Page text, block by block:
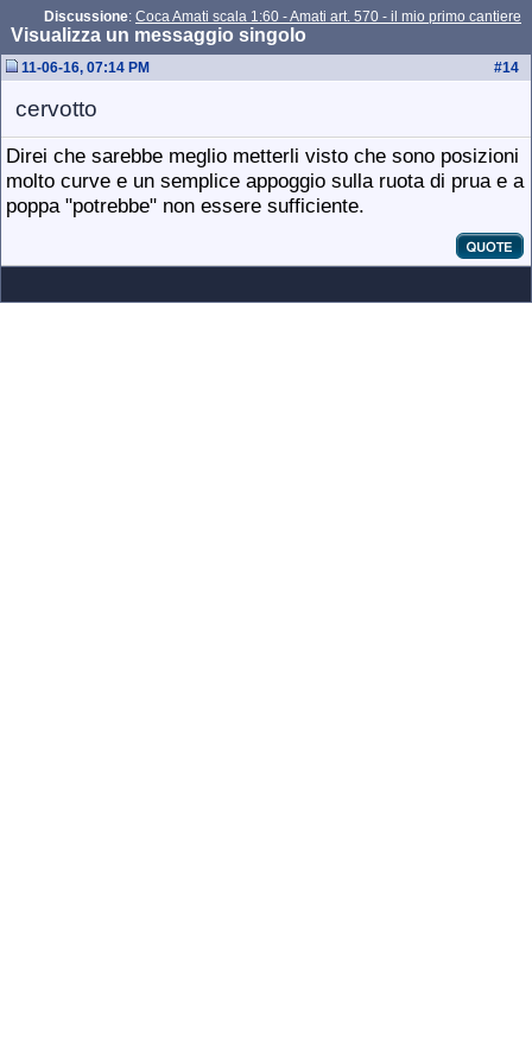
Discussione: Coca Amati scala 1:60 - Amati art. 570 - il mio primo cantiere
Visualizza un messaggio singolo
#14
11-06-16, 07:14 PM
cervotto
Direi che sarebbe meglio metterli visto che sono posizioni
molto curve e un semplice appoggio sulla ruota di prua e a
poppa "potrebbe" non essere sufficiente.